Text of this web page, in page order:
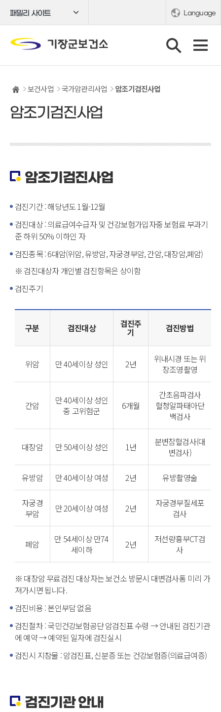
패밀리 사이트 Language
보건사업 국가암관리사업 암조기검진사업
암조기검진사업
암조기검진사업
검진기간 : 해당년도 1월-12월
검진대상 : 의료급여수급자 및 건강보험가입자중 보험료 부과기
준 하위 50% 이하인 자
검진종목 : 6대암(위암, 유방암, 자궁경부암, 간암, 대장암,폐암)
※ 검진대상자 개인별 검진항목은 상이함
검진주기
구분 검진대상 검진주
기 검진방법
위암 만 40세이상 성인 2년
위내시경 또는 위
장조영촬영
간암
만 40세이상 성인
중 고위험군
6개월
간초음파검사
혈청알파태아단
백검사
대장암 만 50세이상 성인 1년
분변잠혈검사(대
변검사)
유방암 만 40세이상 여성 2년 유방촬영술
자궁경
부암
만 20세이상 여성 2년
자궁경부질세포
검사
폐암
만 54세이상 만74
세이하
2년
저선량흉부CT검
사
※ 대장암 무료검진 대상자는 보건소 방문시 대변검사통 미리 가
져가시면 됩니다.
검진비용 : 본인부담 없음
검진절차 : 국민건강보험공단 암검진표 수령 → 안내된 검진기관
에 예약 → 예약된 일자에 검진실시
검진시 지참물 : 암검진표, 신분증 또는 건강보험증(의료급여증)
검진기관 안내